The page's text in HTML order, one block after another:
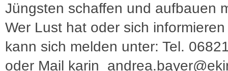
Jüngsten schaffen und aufbauen
Wer Lust hat oder sich
kann sich melden unter: Tel.
oder Mail